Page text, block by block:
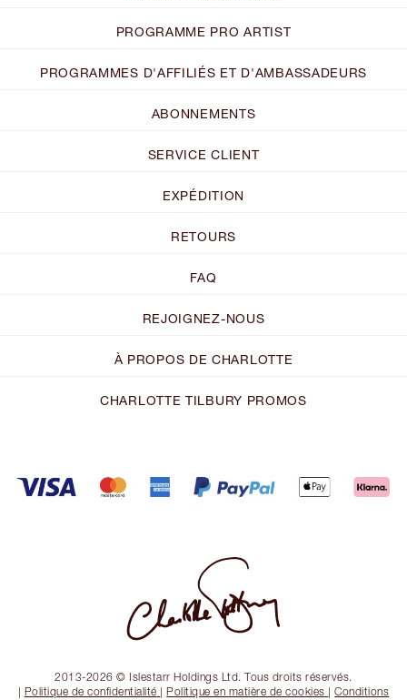
PROGRAMME PRO ARTIST
PROGRAMMES D'AFFILIÉS ET D'AMBASSADEURS
ABONNEMENTS
SERVICE CLIENT
EXPÉDITION
RETOURS
FAQ
REJOIGNEZ-NOUS
À PROPOS DE CHARLOTTE
CHARLOTTE TILBURY PROMOS
2013-2026 © Islestarr Holdings Ltd. Tous droits réservés.
| Politique de confidentialité |Politique en matière de cookies |Conditions